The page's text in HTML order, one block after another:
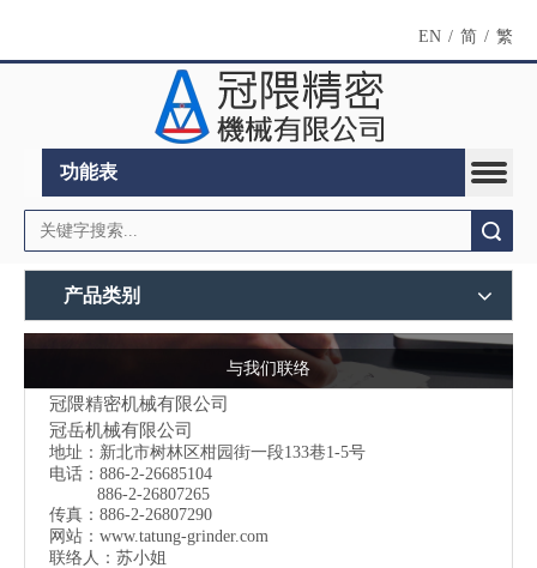
EN / 简 / 繁
功能表
产品类别
与我们联络
冠隈精密机械有限公司
冠岳机械有限公司
地址： 新北市树林区柑园街一段133巷1-5号
电话：886-2-26685104
886-2-26807265
传真：886-2-26807290
网站： www.tatung-grinder.com
联络人：苏小姐